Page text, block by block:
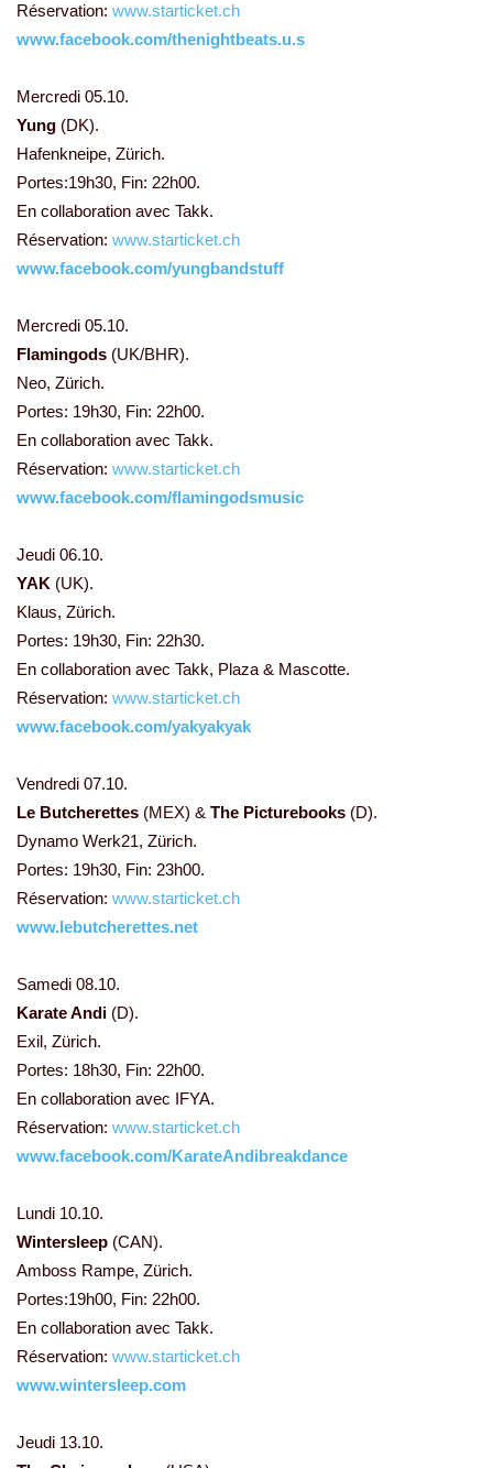
Réservation: www.starticket.ch
www.facebook.com/thenightbeats.u.s
Mercredi 05.10.
Yung (DK).
Hafenkneipe, Zürich.
Portes:19h30, Fin: 22h00.
En collaboration avec Takk.
Réservation: www.starticket.ch
www.facebook.com/yungbandstuff
Mercredi 05.10.
Flamingods (UK/BHR).
Neo, Zürich.
Portes: 19h30, Fin: 22h00.
En collaboration avec Takk.
Réservation: www.starticket.ch
www.facebook.com/flamingodsmusic
Jeudi 06.10.
YAK (UK).
Klaus, Zürich.
Portes: 19h30, Fin: 22h30.
En collaboration avec Takk, Plaza & Mascotte.
Réservation: www.starticket.ch
www.facebook.com/yakyakyak
Vendredi 07.10.
Le Butcherettes (MEX) & The Picturebooks (D).
Dynamo Werk21, Zürich.
Portes: 19h30, Fin: 23h00.
Réservation: www.starticket.ch
www.lebutcherettes.net
Samedi 08.10.
Karate Andi (D).
Exil, Zürich.
Portes: 18h30, Fin: 22h00.
En collaboration avec IFYA.
Réservation: www.starticket.ch
www.facebook.com/KarateAndibreakdance
Lundi 10.10.
Wintersleep (CAN).
Amboss Rampe, Zürich.
Portes:19h00, Fin: 22h00.
En collaboration avec Takk.
Réservation: www.starticket.ch
www.wintersleep.com
Jeudi 13.10.